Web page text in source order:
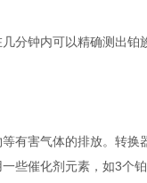
分钟内可以精确测出铂
有害气体的排放。转换
些催化剂元素，如3个